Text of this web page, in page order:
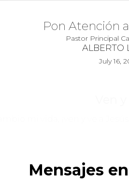
Pon Atención
Pastor Principal
ALBERTO
July 16,
Mensajes